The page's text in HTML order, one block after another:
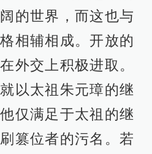
的世界，而这也与
相辅相成。开放的
外交上积极进取。
以太祖朱元璋的继
仅满足于太祖的继
篡位者的污名。若